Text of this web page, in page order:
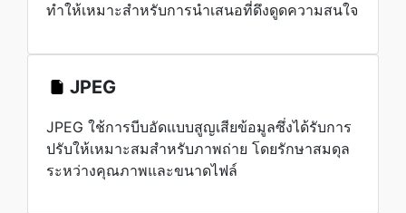
ทำให้เหมาะสำหรับการนำเสนอที่ดึงดูดความสนใจ
JPEG
JPEG ใช้การบีบอัดแบบสูญเสียข้อมูลซึ่งได้รับการ
ปรับให้เหมาะสมสำหรับภาพถ่าย โดยรักษาสมดุล
ระหว่างคุณภาพและขนาดไฟล์